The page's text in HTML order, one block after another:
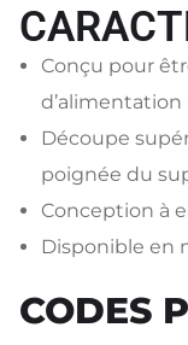
Conçu pour
d’alimentation
Découpe
poignée du
Conception à
Disponible en
CODES